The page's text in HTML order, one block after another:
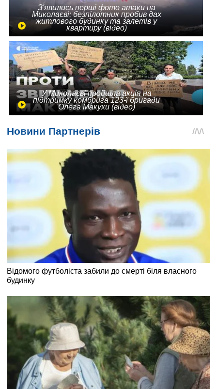
З'явились перші фото атаки на
Миколаєві: безпілотник пробив дах
житлового будинку та залетів у
квартиру (відео)
У Миколаєві пройшла акція на
підтримку комбрига 123-ї бригади
Олега Макухи (відео)